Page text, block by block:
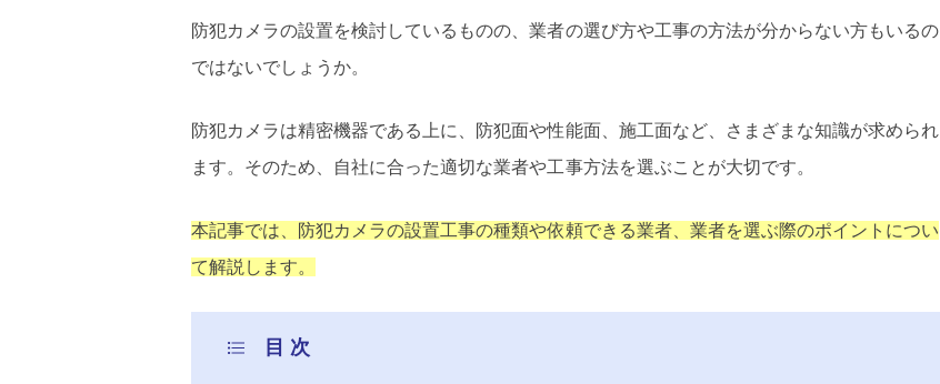
防犯カメラの設置を検討しているものの、業者の選び方や工事の方法が分からない方もいるの
ではないでしょうか。
防犯カメラは精密機器である上に、防犯面や性能面、施工面など、さまざまな知識が求められ
ます。そのため、自社に合った適切な業者や工事方法を選ぶことが大切です。
本記事では、防犯カメラの設置工事の種類や依頼できる業者、業者を選ぶ際のポイントについ
て解説します。